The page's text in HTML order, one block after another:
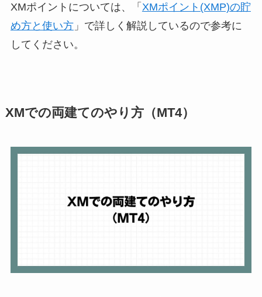
XMポイントについては、「 XMポイント(XMP)の貯
め方と使い方」で詳しく解説しているので参考に
してください。
XMでの両建てのやり方（MT4）